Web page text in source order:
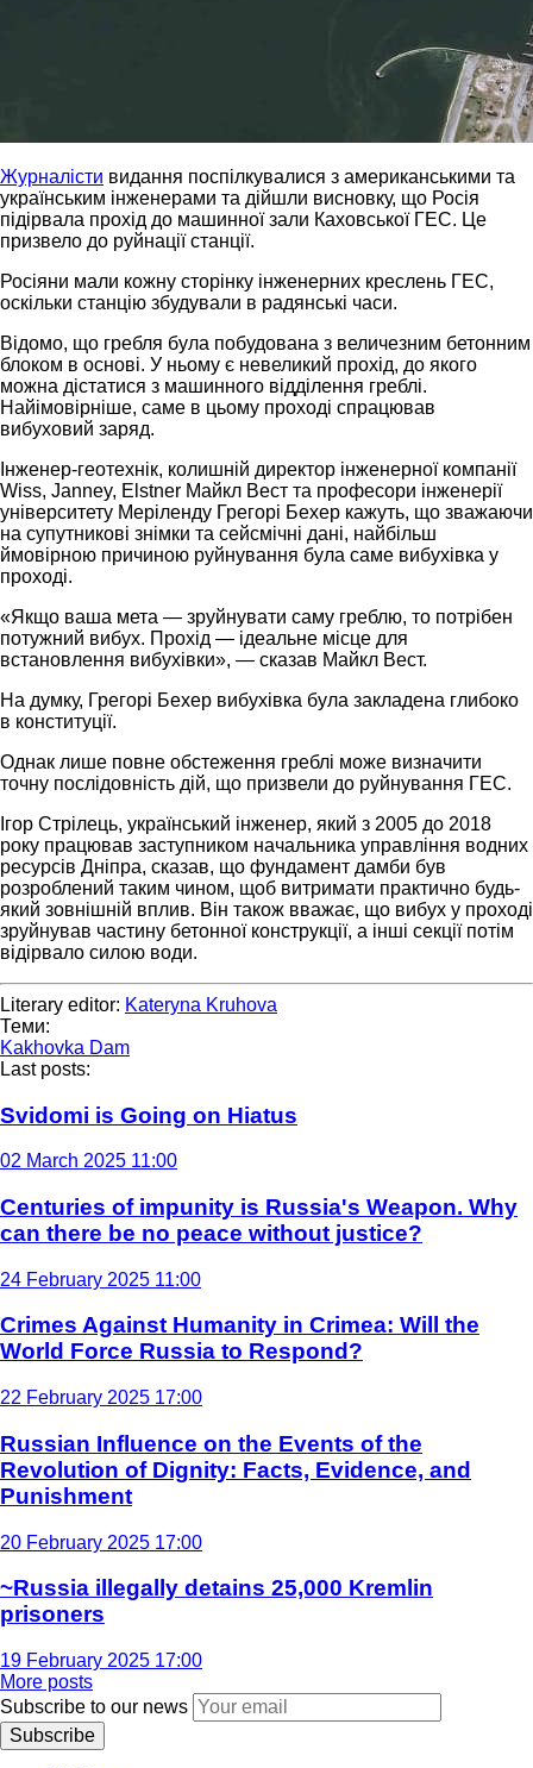
Журналісти видання поспілкувалися з американськими та
українським інженерами та дійшли висновку, що Росія
підірвала прохід до машинної зали Каховської ГЕС. Це
призвело до руйнації станції.
Росіяни мали кожну сторінку інженерних креслень ГЕС,
оскільки станцію збудували в радянські часи.
Відомо, що гребля була побудована з величезним бетонним
блоком в основі. У ньому є невеликий прохід, до якого
можна дістатися з машинного відділення греблі.
Найімовірніше, саме в цьому проході спрацював
вибуховий заряд.
Інженер-геотехнік, колишній директор інженерної компанії
Wiss, Janney, Elstner Майкл Вест та професори інженерії
університету Меріленду Грегорі Бехер кажуть, що зважаючи
на супутникові знімки та сейсмічні дані, найбільш
ймовірною причиною руйнування була саме вибухівка у
проході.
«Якщо ваша мета — зруйнувати саму греблю, то потрібен
потужний вибух. Прохід — ідеальне місце для
встановлення вибухівки», — сказав Майкл Вест.
На думку, Грегорі Бехер вибухівка була закладена глибоко
в конституції.
Однак лише повне обстеження греблі може визначити
точну послідовність дій, що призвели до руйнування ГЕС.
Ігор Стрілець, український інженер, який з 2005 до 2018
року працював заступником начальника управління водних
ресурсів Дніпра, сказав, що фундамент дамби був
розроблений таким чином, щоб витримати практично будь-
який зовнішній вплив. Він також вважає, що вибух у проході
зруйнував частину бетонної конструкції, а інші секції потім
відірвало силою води.
Literary editor: Kateryna Kruhova
Теми:
Kakhovka Dam
Last posts:
Svidomi is Going on Hiatus
02 March 2025 11:00
Centuries of impunity is Russia's Weapon. Why
can there be no peace without justice?
24 February 2025 11:00
Crimes Against Humanity in Crimea: Will the
World Force Russia to Respond?
22 February 2025 17:00
Russian Influence on the Events of the
Revolution of Dignity: Facts, Evidence, and
Punishment
20 February 2025 17:00
~Russia illegally detains 25,000 Kremlin
prisoners
19 February 2025 17:00
More posts
Subscribe to our news
Subscribe